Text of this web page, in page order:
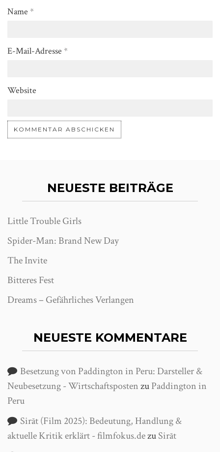
Name *
E-Mail-Adresse *
Website
NEUESTE BEITRÄGE
Little Trouble Girls
Spider-Man: Brand New Day
The Invite
Bitteres Fest
Dreams – Gefährliches Verlangen
NEUESTE KOMMENTARE
Besetzung von Paddington in Peru: Darsteller &
Neubesetzung - WirtschaftspostenzuPaddington in
Peru
Sirāt (Film 2025): Bedeutung, Handlung &
aktuelle Kritik erklärt - filmfokus.dezuSirāt